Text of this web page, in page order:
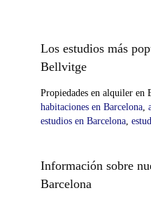
Los estudios más
Bellvitge
Propiedades en alquiler en
habitaciones en Barcelona,
estudios en Barcelona,
Información sobre
Barcelona